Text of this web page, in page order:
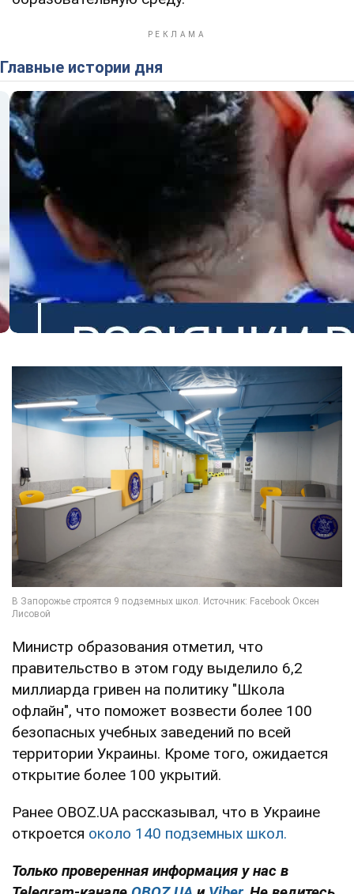
Главные истории дня
Министр образования отметил, что
правительство в этом году выделило 6,2
миллиарда гривен на политику "Школа
офлайн", что поможет возвести более 100
безопасных учебных заведений по всей
территории Украины. Кроме того, ожидается
открытие более 100 укрытий.
Ранее OBOZ.UA рассказывал, что в Украине
откроется около 140 подземных школ.
Только проверенная информация у нас в